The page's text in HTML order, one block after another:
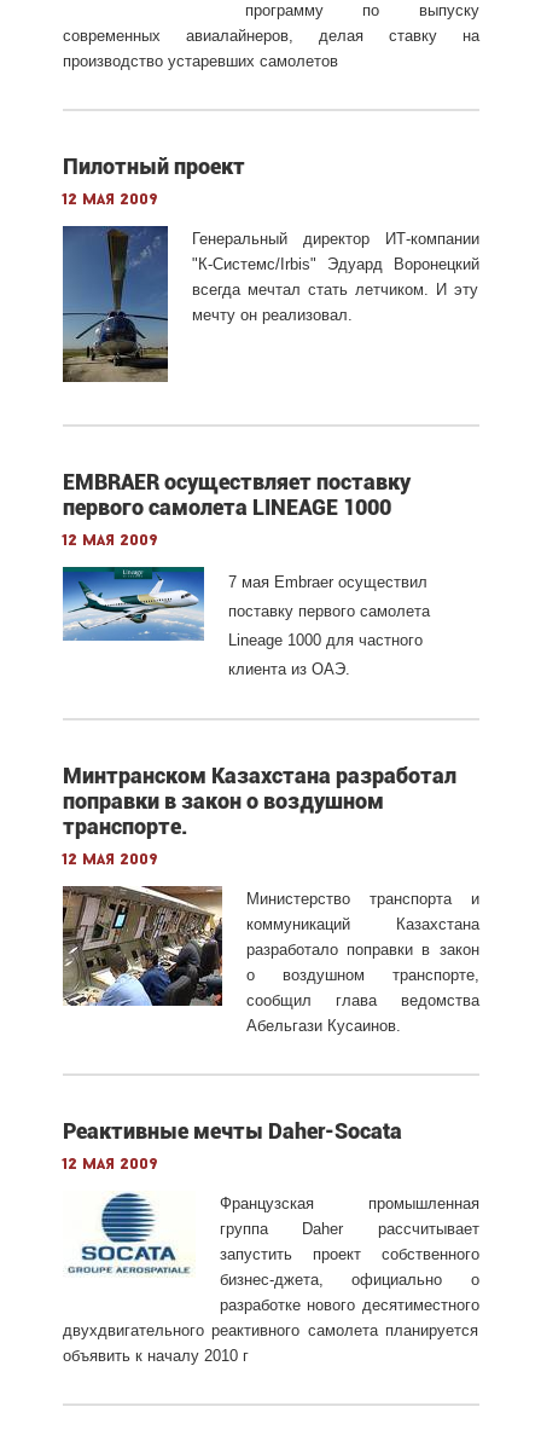
программу по выпуску
современных авиалайнеров, делая ставку на
производство устаревших самолетов
Пилотный проект
12 мая 2009
Генеральный директор ИТ-компании
"К-Системс/Irbis" Эдуард Воронецкий
всегда мечтал стать летчиком. И эту
мечту он реализовал.
EMBRAER осуществляет поставку
первого самолета LINEAGE 1000
12 мая 2009
7 мая Embraerосуществил
поставку первого самолета
Lineage1000 для частного
клиента из ОАЭ.
Минтранском Казахстана разработал
поправки в закон о воздушном
транспорте.
12 мая 2009
Министерство транспорта и
коммуникаций Казахстана
разработало поправки в закон
о воздушном транспорте,
сообщил глава ведомства
Абельгази Кусаинов.
Реактивные мечты Daher-Socata
12 мая 2009
Французская промышленная
группа Daher рассчитывает
запустить проект собственного
бизнес-джета, официально о
разработке нового десятиместного
двухдвигательного реактивного самолета планируется
объявить к началу 2010 г